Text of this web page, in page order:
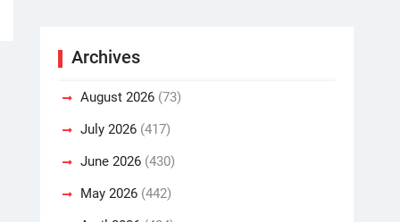
Archives
August 2026 (73)
July 2026 (417)
June 2026 (430)
May 2026 (442)